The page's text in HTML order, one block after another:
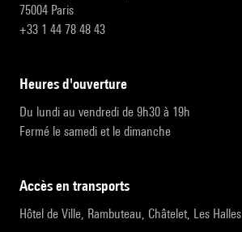
75004 Paris
+33 1 44 78 48 43
heures d'ouverture
Du lundi au vendredi de 9h30 à 19h
Fermé le samedi et le dimanche
accès en transports
Hôtel de Ville, Rambuteau, Châtelet, Les Halles